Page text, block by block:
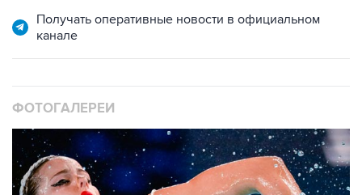
Получать оперативные новости в официальном
канале
ФОТОГАЛЕРЕИ